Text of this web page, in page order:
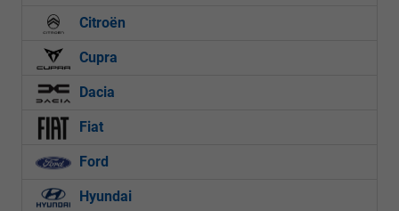
Citroën
Cupra
Dacia
Fiat
Ford
Hyundai